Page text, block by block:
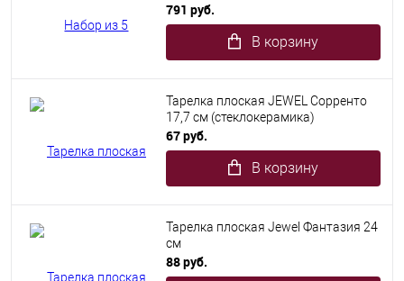
791 руб.
В корзину
Тарелка плоская JEWEL Сорренто
17,7 см (стеклокерамика)
67 руб.
В корзину
Тарелка плоская Jewel Фантазия 24
см
88 руб.